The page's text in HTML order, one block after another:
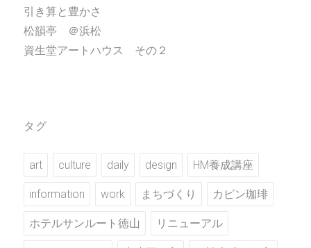
引き算と豊かさ
松韻亭 ＠浜松
資生堂アートハウス その２
タグ
art culture daily design HM養成講座
information work まちづくり カピン珈琲
ホテルサンルート徳山 リニューアル